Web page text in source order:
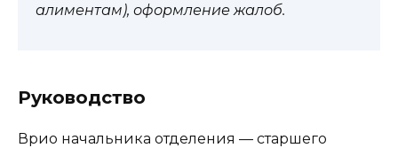
алиментам), оформление жалоб.
Руководство
Врио начальника отделения — старшего